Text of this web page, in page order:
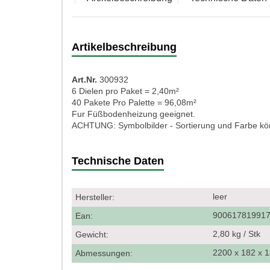
Artikelbeschreibung
Art.Nr. 300932
6 Dielen pro Paket = 2,40m²
40 Pakete Pro Palette = 96,08m²
Fur Füßbodenheizung geeignet.
ACHTUNG: Symbolbilder - Sortierung und Farbe
Technische Daten
Hersteller:
leer
Ean:
Gewicht:
2,80 kg / Stk
Abmessungen:
2200 x 182 x